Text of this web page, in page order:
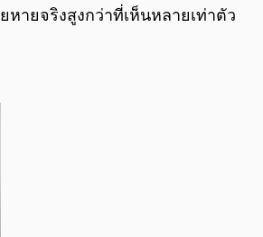
หายจริงสูงกว่าที่เห็นหลายเท่าตัว